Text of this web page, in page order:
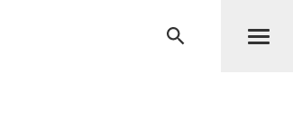
RECHERCHE